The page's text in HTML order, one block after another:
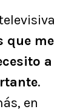
que me
a
.
en